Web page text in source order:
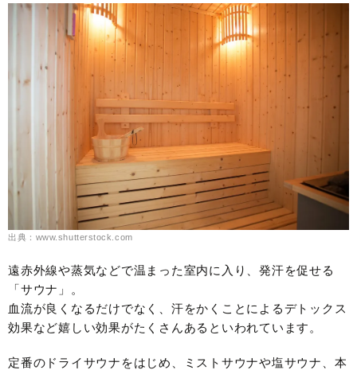
出典：www.shutterstock.com
遠赤外線や蒸気などで温まった室内に入り、発汗を促せる
「サウナ」。
血流が良くなるだけでなく、汗をかくことによるデトックス
効果など嬉しい効果がたくさんあるといわれています。
定番のドライサウナをはじめ、ミストサウナや塩サウナ、本